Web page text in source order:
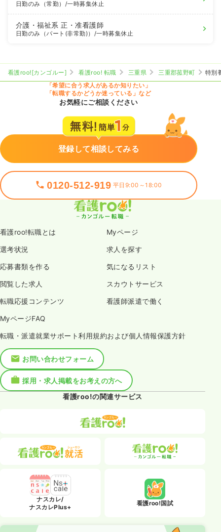
日勤のみ（常勤） /一時募集休止
介護・福祉系正・准看護師
日勤のみ（パート(非常勤)） /一時募集休止
看護roo![カンゴルー] 看護roo! 転職 三重県 三重郡菰野町
特別
「希望に合う求人があるか知りたい」
「転職するかどうか迷っている」など
お気軽にご相談ください
登録して相談してみる
0120-512-919 平日9:00～18:00
看護roo!転職とは Myページ
選考状況 求人を探す
応募書類を作る 気になるリスト
閲覧した求人 スカウトサービス
転職応援コンテンツ 看護師派遣で働く
MyページFAQ
転職・派遣就業サポート利用規約および個人情報保護方針
お問い合わせフォーム
採用・求人掲載をお考えの方へ
看護roo!の関連サービス
ナスカレ/
ナスカレPlus+
看護roo!国試